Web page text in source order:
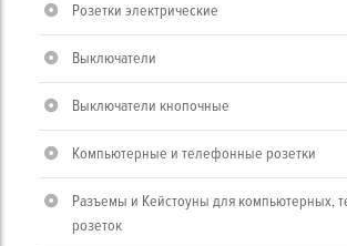
Розетки электрические
Выключатели
Выключатели кнопочные
Компьютерные и телефонные розетки
Разъемы и Кейстоуны для компьютерных,
розеток